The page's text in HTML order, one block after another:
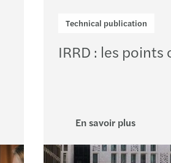
Technical publication
IRRD : les points
En savoir plus